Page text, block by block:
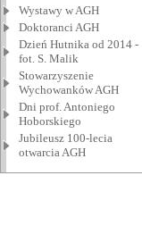
Wystawy w AGH
Doktoranci AGH
Dzień Hutnika od 2014 -
fot. S. Malik
Stowarzyszenie
Wychowanków AGH
Dni prof. Antoniego
Hoborskiego
Jubileusz 100-lecia
otwarcia AGH